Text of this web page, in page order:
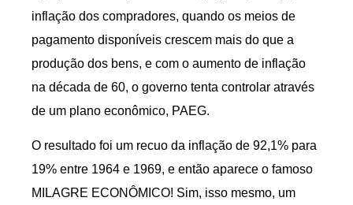
inflação dos compradores, quando os meios de
pagamento disponíveis crescem mais do que a
produção dos bens, e com o aumento de inflação
na década de 60, o governo tenta controlar através
de um plano econômico, PAEG.
O resultado foi um recuo da inflação de 92,1% para
19% entre 1964 e 1969, e então aparece o famoso
MILAGRE ECONÔMICO! Sim, isso mesmo, um